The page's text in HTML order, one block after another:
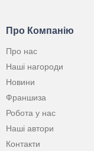
Про Компанію
Про нас
Наші нагороди
Новини
Франшиза
Робота у нас
Наші автори
Контакти